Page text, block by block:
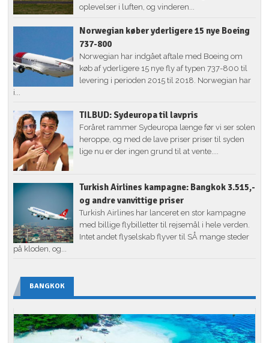
oplevelser i luften, og vinderen...
Norwegian køber yderligere 15 nye Boeing
737-800
Norwegian har indgået aftale med Boeing om
køb af yderligere 15 nye fly af typen 737-800 til
levering i perioden 2015 til 2018. Norwegian har
i...
TILBUD: Sydeuropa til lavpris
Foråret rammer Sydeuropa længe før vi ser solen
heroppe, og med de lave priser priser til syden
lige nu er der ingen grund til at vente....
Turkish Airlines kampagne: Bangkok 3.515,-
og andre vanvittige priser
Turkish Airlines har lanceret en stor kampagne
med billige flybilletter til rejsemål i hele verden.
Intet andet flyselskab flyver til SÅ mange steder
på kloden, og...
BANGKOK